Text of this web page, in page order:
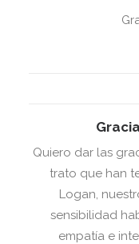
Quiero dar las
trato que han
Logan,
sensibilidad
empatía e